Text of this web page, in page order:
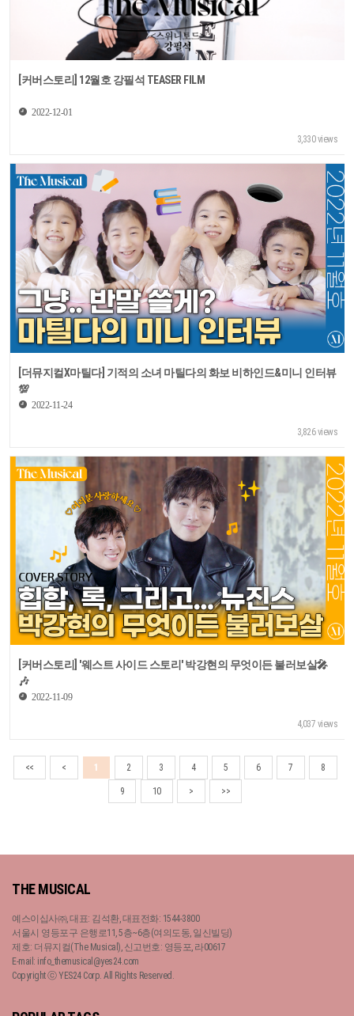
[커버스토리] 12월호 강필석 TEASER FILM
2022-12-01
3,330 views
[더뮤지컬X마틸다] 기적의 소녀 마틸다의 화보 비하인드&미니 인터뷰
💯
2022-11-24
3,826 views
[커버스토리] '웨스트 사이드 스토리' 박강현의 무엇이든 불러보살🎤
🎶
2022-11-09
4,037 views
<< < 1 2 3 4 5 6 7 8
9 10 > >>
THE MUSICAL
예스이십사㈜, 대표: 김석환, 대표전화: 1544-3800
서울시 영등포구 은행로11, 5층~6층(여의도동, 일신빌딩)
제호: 더뮤지컬(The Musical), 신고번호: 영등포, 라00617
E-mail: info_themusical@yes24.com
Copyright ⓒ YES24 Corp. All Rights Reserved.